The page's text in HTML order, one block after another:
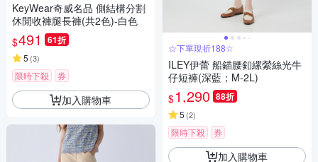
KeyWear奇威名品 側結構分割
休閒收褲腿長褲(共2色)-白色
$491 61折
5 (3)
限時下殺 券
加入購物車
☆下單現折188☆
ILEY伊蕾 船錨腰釦縲縈絲光牛
仔短褲(深藍；M-2L)
$1,290 88折
5 (2)
限時下殺 券
加入購物車